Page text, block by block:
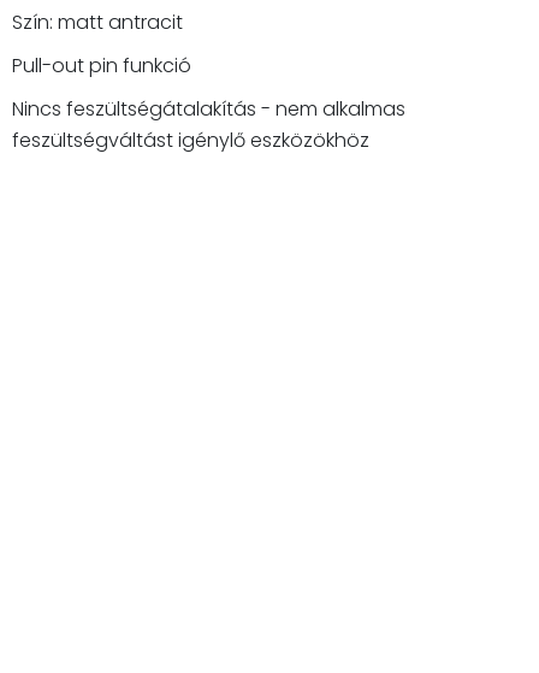
Szín: matt antracit
Pull-out pin funkció
Nincs feszültségátalakítás - nem alkalmas
feszültségváltást igénylő eszközökhöz